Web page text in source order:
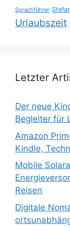
Sprachführer
Urlaubszeit
Letzter
Der neue
Begleiter für
Amazon
Kindle,
Mobile
Reisen
Digitale